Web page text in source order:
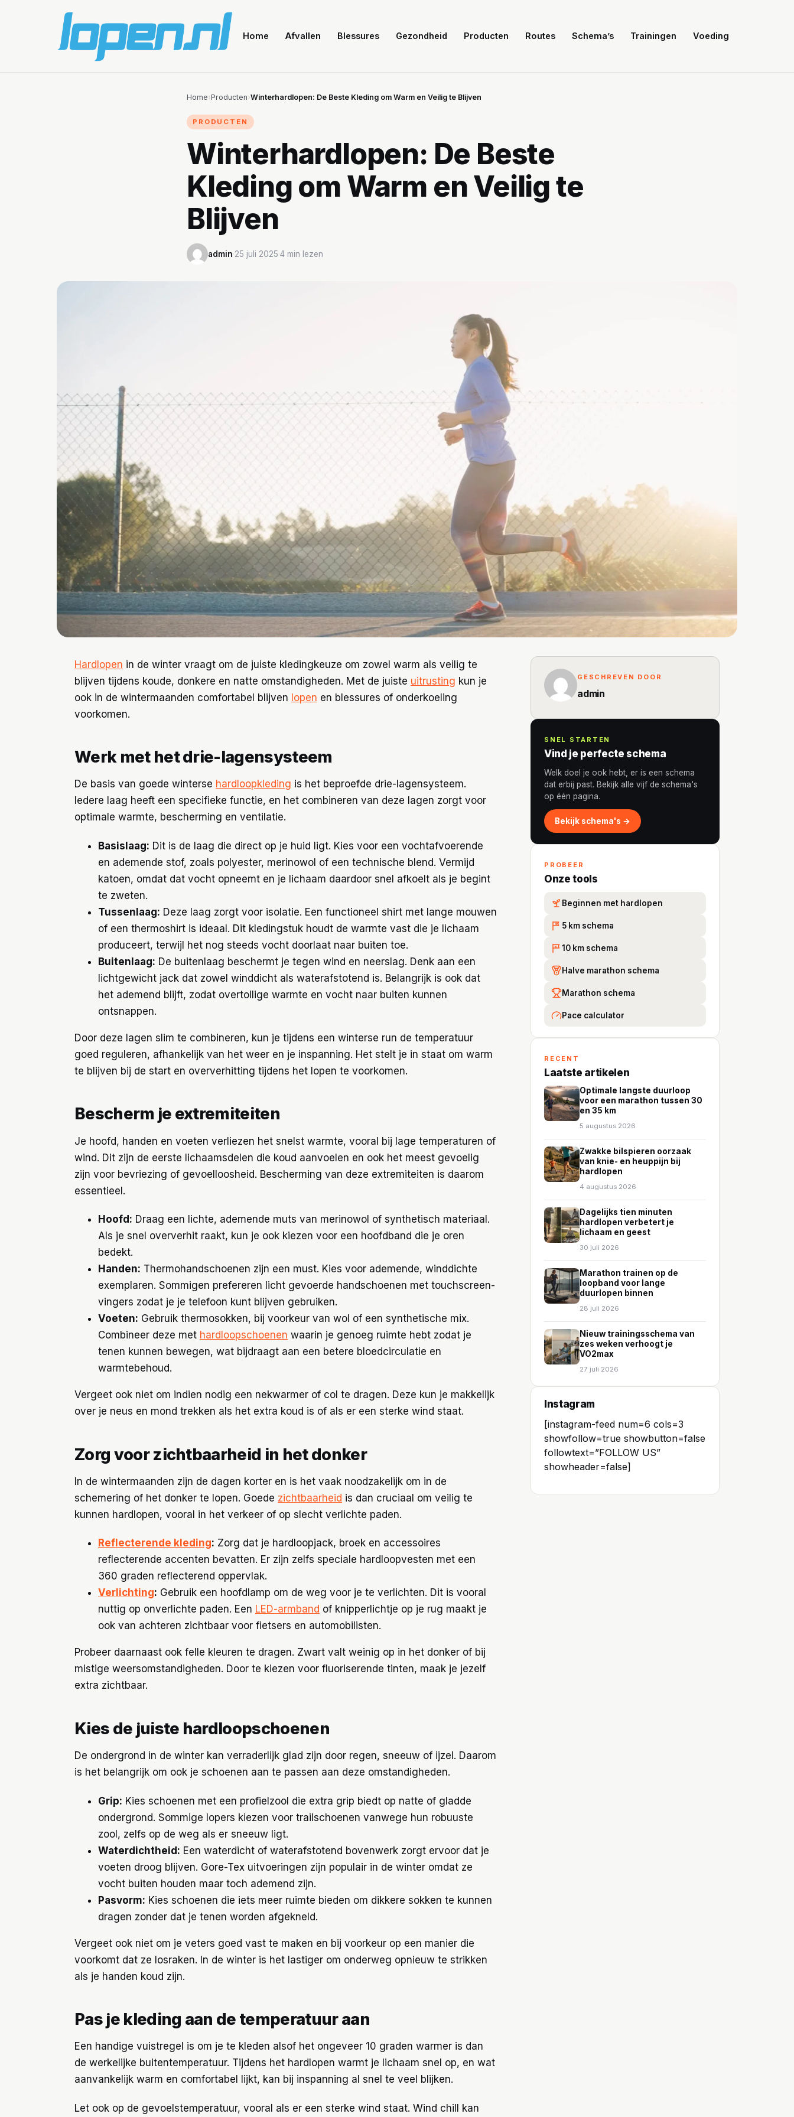
Home Afvallen Blessures Gezondheid Producten Routes Schema’s Trainingen Voeding
Home›Producten›Winterhardlopen: De Beste Kleding om Warm en Veilig te Blijven
PRODUCTEN
Winterhardlopen: De Beste
Kleding om Warm en Veilig te
Blijven
admin·25 juli 2025·4 min lezen
Hardlopen in de winter vraagt om de juiste kledingkeuze om zowel warm als veilig te
blijven tijdens koude, donkere en natte omstandigheden. Met de juiste uitrusting kun je
ook in de wintermaanden comfortabel blijven lopen en blessures of onderkoeling
voorkomen.
Werk met het drie-lagensysteem
De basis van goede winterse hardloopkleding is het beproefde drie-lagensysteem.
Iedere laag heeft een specifieke functie, en het combineren van deze lagen zorgt voor
optimale warmte, bescherming en ventilatie.
Basislaag: Dit is de laag die direct op je huid ligt. Kies voor een vochtafvoerende
en ademende stof, zoals polyester, merinowol of een technische blend. Vermijd
katoen, omdat dat vocht opneemt en je lichaam daardoor snel afkoelt als je begint
te zweten.
Tussenlaag: Deze laag zorgt voor isolatie. Een functioneel shirt met lange mouwen
of een thermoshirt is ideaal. Dit kledingstuk houdt de warmte vast die je lichaam
produceert, terwijl het nog steeds vocht doorlaat naar buiten toe.
Buitenlaag: De buitenlaag beschermt je tegen wind en neerslag. Denk aan een
lichtgewicht jack dat zowel winddicht als waterafstotend is. Belangrijk is ook dat
het ademend blijft, zodat overtollige warmte en vocht naar buiten kunnen
ontsnappen.
Door deze lagen slim te combineren, kun je tijdens een winterse run de temperatuur
goed reguleren, afhankelijk van het weer en je inspanning. Het stelt je in staat om warm
te blijven bij de start en oververhitting tijdens het lopen te voorkomen.
Bescherm je extremiteiten
Je hoofd, handen en voeten verliezen het snelst warmte, vooral bij lage temperaturen of
wind. Dit zijn de eerste lichaamsdelen die koud aanvoelen en ook het meest gevoelig
zijn voor bevriezing of gevoelloosheid. Bescherming van deze extremiteiten is daarom
essentieel.
Hoofd: Draag een lichte, ademende muts van merinowol of synthetisch materiaal.
Als je snel oververhit raakt, kun je ook kiezen voor een hoofdband die je oren
bedekt.
Handen: Thermohandschoenen zijn een must. Kies voor ademende, winddichte
exemplaren. Sommigen prefereren licht gevoerde handschoenen met touchscreen-
vingers zodat je je telefoon kunt blijven gebruiken.
Voeten: Gebruik thermosokken, bij voorkeur van wol of een synthetische mix.
Combineer deze met hardloopschoenen waarin je genoeg ruimte hebt zodat je
tenen kunnen bewegen, wat bijdraagt aan een betere bloedcirculatie en
warmtebehoud.
Vergeet ook niet om indien nodig een nekwarmer of col te dragen. Deze kun je makkelijk
over je neus en mond trekken als het extra koud is of als er een sterke wind staat.
Zorg voor zichtbaarheid in het donker
In de wintermaanden zijn de dagen korter en is het vaak noodzakelijk om in de
schemering of het donker te lopen. Goede zichtbaarheid is dan cruciaal om veilig te
kunnen hardlopen, vooral in het verkeer of op slecht verlichte paden.
Reflecterende kleding: Zorg dat je hardloopjack, broek en accessoires
reflecterende accenten bevatten. Er zijn zelfs speciale hardloopvesten met een
360 graden reflecterend oppervlak.
Verlichting: Gebruik een hoofdlamp om de weg voor je te verlichten. Dit is vooral
nuttig op onverlichte paden. Een LED-armband of knipperlichtje op je rug maakt je
ook van achteren zichtbaar voor fietsers en automobilisten.
Probeer daarnaast ook felle kleuren te dragen. Zwart valt weinig op in het donker of bij
mistige weersomstandigheden. Door te kiezen voor fluoriserende tinten, maak je jezelf
extra zichtbaar.
Kies de juiste hardloopschoenen
De ondergrond in de winter kan verraderlijk glad zijn door regen, sneeuw of ijzel. Daarom
is het belangrijk om ook je schoenen aan te passen aan deze omstandigheden.
Grip: Kies schoenen met een profielzool die extra grip biedt op natte of gladde
ondergrond. Sommige lopers kiezen voor trailschoenen vanwege hun robuuste
zool, zelfs op de weg als er sneeuw ligt.
Waterdichtheid: Een waterdicht of waterafstotend bovenwerk zorgt ervoor dat je
voeten droog blijven. Gore-Tex uitvoeringen zijn populair in de winter omdat ze
vocht buiten houden maar toch ademend zijn.
Pasvorm: Kies schoenen die iets meer ruimte bieden om dikkere sokken te kunnen
dragen zonder dat je tenen worden afgekneld.
Vergeet ook niet om je veters goed vast te maken en bij voorkeur op een manier die
voorkomt dat ze losraken. In de winter is het lastiger om onderweg opnieuw te strikken
als je handen koud zijn.
Pas je kleding aan de temperatuur aan
Een handige vuistregel is om je te kleden alsof het ongeveer 10 graden warmer is dan
de werkelijke buitentemperatuur. Tijdens het hardlopen warmt je lichaam snel op, en wat
aanvankelijk warm en comfortabel lijkt, kan bij inspanning al snel te veel blijken.
Let ook op de gevoelstemperatuur, vooral als er een sterke wind staat. Wind chill kan
GESCHREVEN DOOR
admin
SNEL STARTEN
Vind je perfecte schema
Welk doel je ook hebt, er is een schema
dat erbij past. Bekijk alle vijf de schema's
op één pagina.
Bekijk schema's →
PROBEER
Onze tools
Beginnen met hardlopen
5K 5 km schema
10 10 km schema
Halve marathon schema
Marathon schema
Pace calculator
RECENT
Laatste artikelen
Optimale langste duurloop
voor een marathon tussen 30
en 35 km
5 augustus 2026
Zwakke bilspieren oorzaak
van knie- en heuppijn bij
hardlopen
4 augustus 2026
Dagelijks tien minuten
hardlopen verbetert je
lichaam en geest
30 juli 2026
Marathon trainen op de
loopband voor lange
duurlopen binnen
28 juli 2026
Nieuw trainingsschema van
zes weken verhoogt je
VO2max
27 juli 2026
Instagram
[instagram-feed num=6 cols=3
showfollow=true showbutton=false
followtext=”FOLLOW US”
showheader=false]